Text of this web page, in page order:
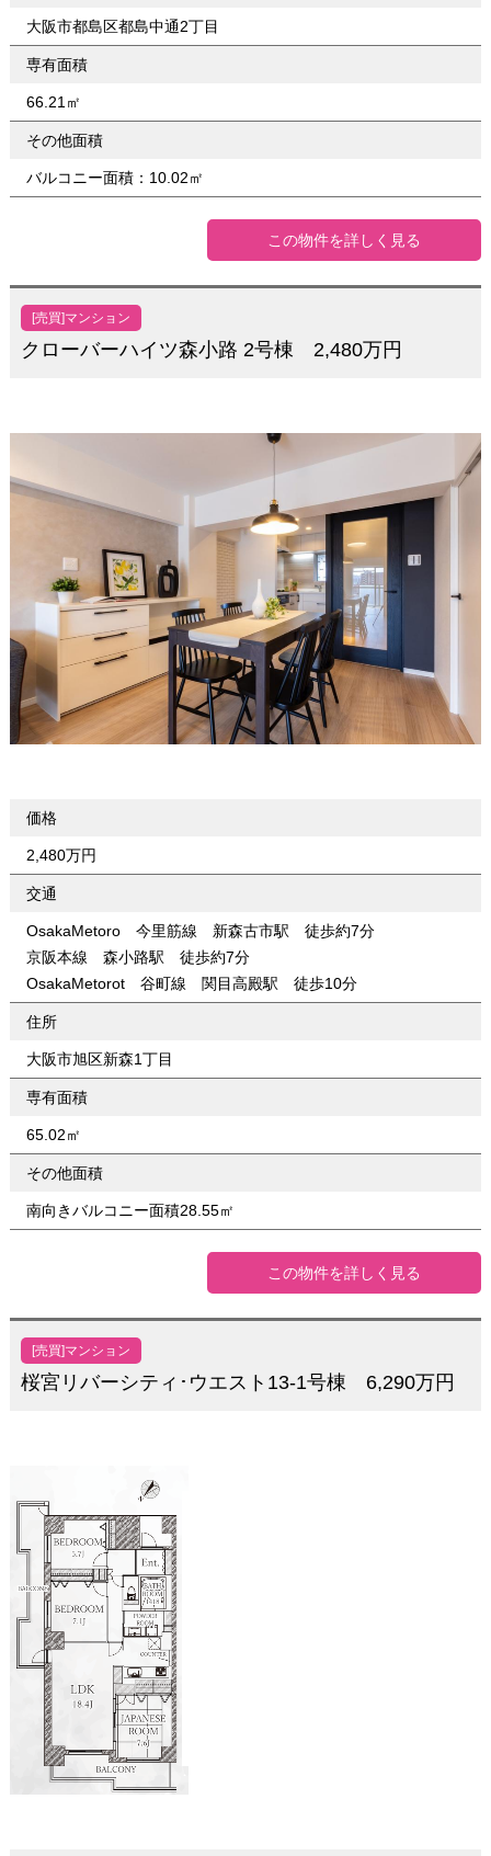
大阪市都島区都島中通2丁目
専有面積
66.21㎡
その他面積
バルコニー面積：10.02㎡
この物件を詳しく見る
[売買]マンション
クローバーハイツ森小路 2号棟 2,480万円
価格
2,480万円
交通
OsakaMetoro 今里筋線 新森古市駅 徒歩約7分
京阪本線 森小路駅 徒歩約7分
OsakaMetorot 谷町線 関目高殿駅 徒歩10分
住所
大阪市旭区新森1丁目
専有面積
65.02㎡
その他面積
南向きバルコニー面積28.55㎡
この物件を詳しく見る
[売買]マンション
桜宮リバーシティ･ウエスト13-1号棟 6,290万円